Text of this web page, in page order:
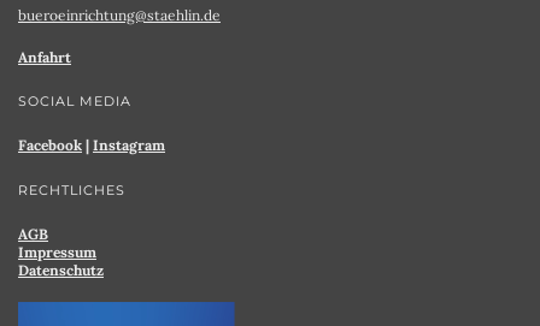
bueroeinrichtung@staehlin.de
Anfahrt
SOCIAL MEDIA
Facebook | Instagram
RECHTLICHES
AGB
Impressum
Datenschutz